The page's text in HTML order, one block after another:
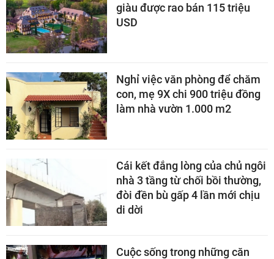
giàu được rao bán 115 triệu
USD
Nghỉ việc văn phòng để chăm
con, mẹ 9X chi 900 triệu đồng
làm nhà vườn 1.000 m2
Cái kết đắng lòng của chủ ngôi
nhà 3 tầng từ chối bồi thường,
đòi đền bù gấp 4 lần mới chịu
di dời
Cuộc sống trong những căn